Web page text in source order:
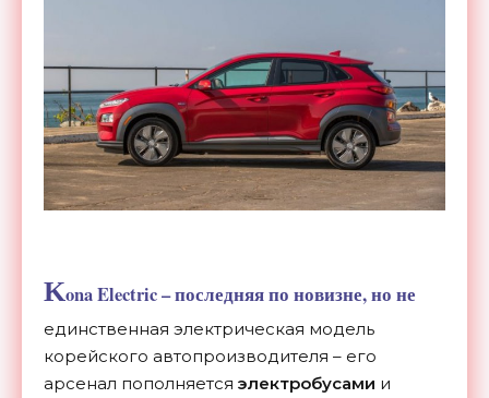
Kona Electric – последняя по новизне, но не
единственная электрическая модель
корейского автопроизводителя – его
арсенал пополняется электробусами и